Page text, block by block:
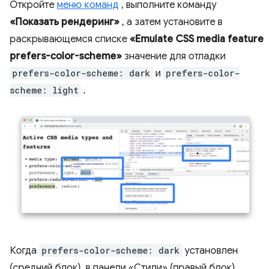
Откройте меню команд , выполните команду
«Показать рендеринг» , а затем установите в
раскрывающемся списке «Emulate CSS media feature
prefers-color-scheme» значение для отладки
prefers-color-scheme: dark и prefers-color-
scheme: light .
Когда prefers-color-scheme: dark установлен